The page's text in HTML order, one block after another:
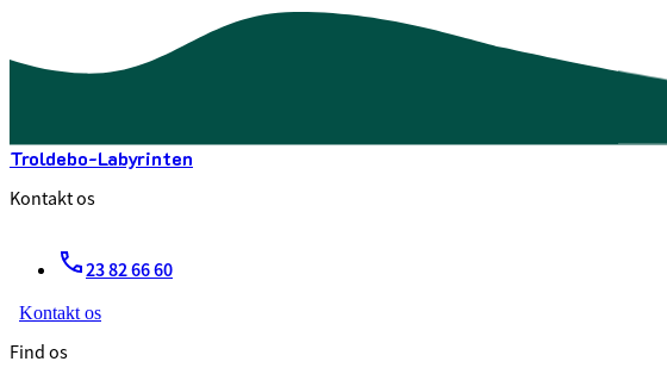
Troldebo-Labyrinten
Kontakt os
23 82 66 60
Kontakt os
Find os